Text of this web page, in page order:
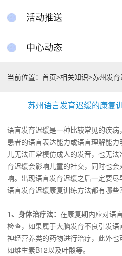
活动推送
中心动态
当前位置： 首页>相关知识>苏州发
苏州语言发育迟缓的康复
语言发育迟缓是一种比较常见的疾病
患者的语言表达能力或语言理解能
儿无法正常模仿成人的发音，也无
育迟缓会影响儿童的社交，同时也
响。出现语言发育迟缓之后一定要
语言发育迟缓康复训练方法都有哪些
1、身体治疗法： 在康复期内应对语
检查，如果属于大脑发育不良引发
神经营养类的药物进行治疗，此外也
如维生素B12以及叶酸等。